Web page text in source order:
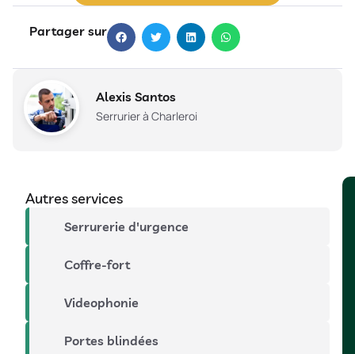
Partager sur
Alexis Santos
Serrurier à Charleroi
Autres services
Serrurerie d'urgence
Coffre-fort
Videophonie
Portes blindées